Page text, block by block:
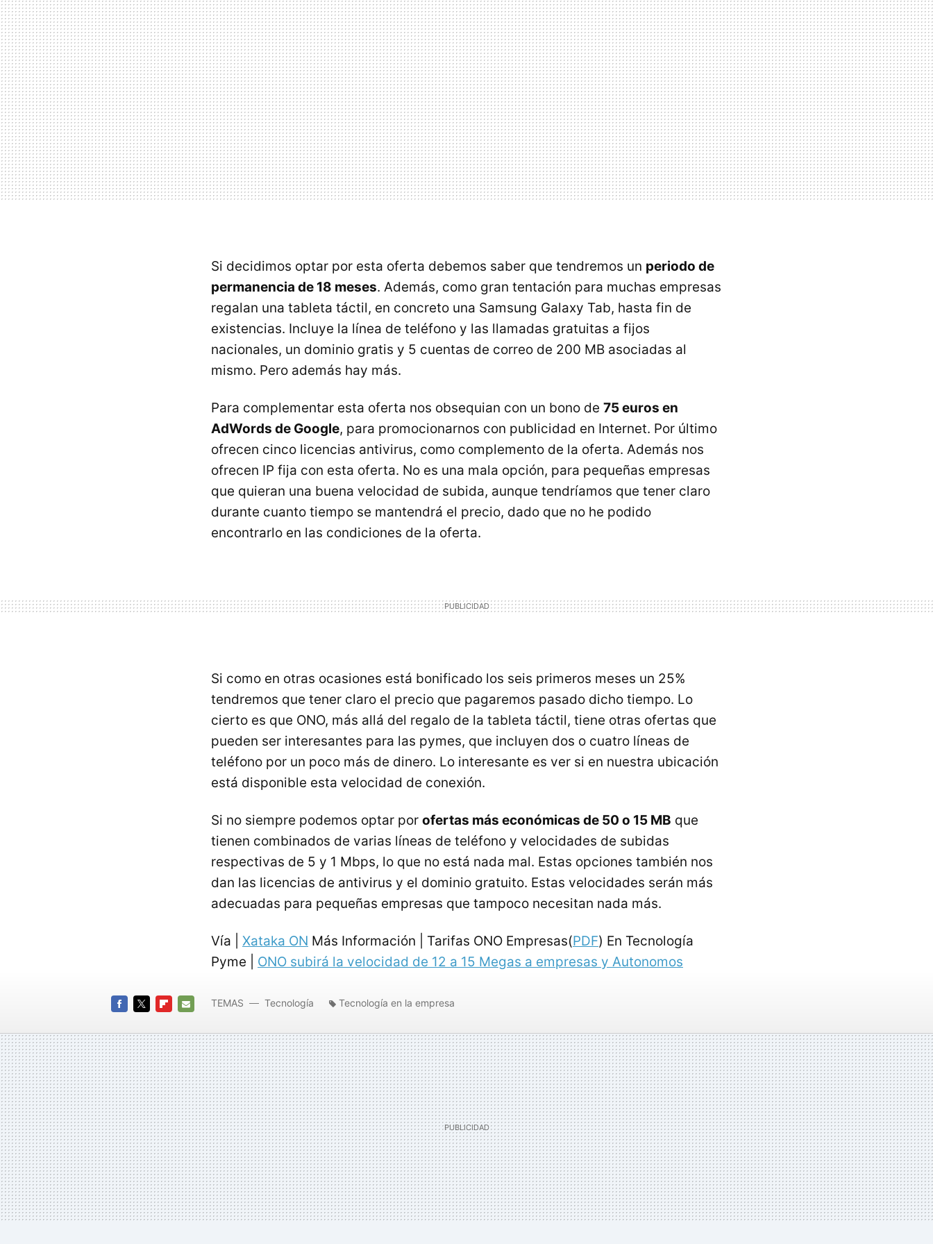
Si decidimos optar por esta oferta debemos saber que tendremos un periodo de
permanencia de 18 meses. Además, como gran tentación para muchas empresas
regalan una tableta táctil, en concreto una Samsung Galaxy Tab, hasta fin de
existencias. Incluye la línea de teléfono y las llamadas gratuitas a fijos
nacionales, un dominio gratis y 5 cuentas de correo de 200 MB asociadas al
mismo. Pero además hay más.
Para complementar esta oferta nos obsequian con un bono de 75 euros en
AdWords de Google, para promocionarnos con publicidad en Internet. Por último
ofrecen cinco licencias antivirus, como complemento de la oferta. Además nos
ofrecen IP fija con esta oferta. No es una mala opción, para pequeñas empresas
que quieran una buena velocidad de subida, aunque tendríamos que tener claro
durante cuanto tiempo se mantendrá el precio, dado que no he podido
encontrarlo en las condiciones de la oferta.
Si como en otras ocasiones está bonificado los seis primeros meses un 25%
tendremos que tener claro el precio que pagaremos pasado dicho tiempo. Lo
cierto es que ONO, más allá del regalo de la tableta táctil, tiene otras ofertas que
pueden ser interesantes para las pymes, que incluyen dos o cuatro líneas de
teléfono por un poco más de dinero. Lo interesante es ver si en nuestra ubicación
está disponible esta velocidad de conexión.
Si no siempre podemos optar por ofertas más económicas de 50 o 15 MB que
tienen combinados de varias líneas de teléfono y velocidades de subidas
respectivas de 5 y 1 Mbps, lo que no está nada mal. Estas opciones también nos
dan las licencias de antivirus y el dominio gratuito. Estas velocidades serán más
adecuadas para pequeñas empresas que tampoco necesitan nada más.
Vía | Xataka ON Más Información | Tarifas ONO Empresas(PDF) En Tecnología
Pyme | ONO subirá la velocidad de 12 a 15 Megas a empresas y Autonomos
MAIL
TEMAS Tecnología Tecnología en la empresa